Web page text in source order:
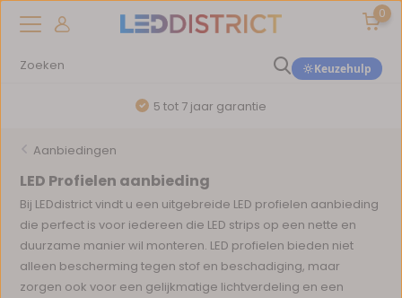
0
Keuzehulp
5 tot 7 jaar garantie
Aanbiedingen
LED Profielen aanbieding
Bij LEDdistrict vindt u een uitgebreide LED profielen aanbieding
die perfect is voor iedereen die LED strips op een nette en
duurzame manier wil monteren. LED profielen bieden niet
alleen bescherming tegen stof en beschadiging, maar
zorgen ook voor een gelijkmatige lichtverdeling en een